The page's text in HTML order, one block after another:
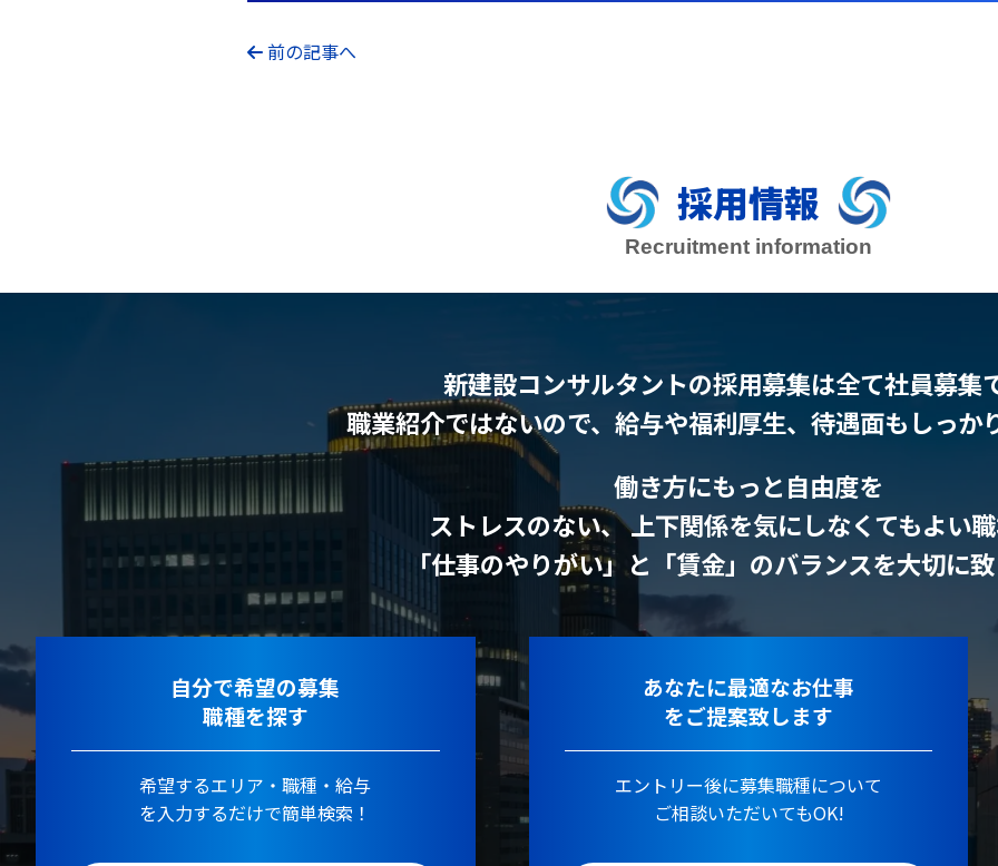
前の記事へ
採用情報
Recruitment information
新建設コンサルタントの採用募集は全て社員募集で
職業紹介ではないので、給与や福利厚生、待遇面もしっか
働き方にもっと自由度を
ストレスのない、 上下関係を気にしなくてもよい
「仕事のやりがい」と「賃金」のバランスを大切に致
自分で希望の募集
職種を探す
希望するエリア・職種・給与
を入力するだけで簡単検索！
あなたに最適なお仕事
をご提案致します
エントリー後に募集職種について
ご相談いただいてもOK!